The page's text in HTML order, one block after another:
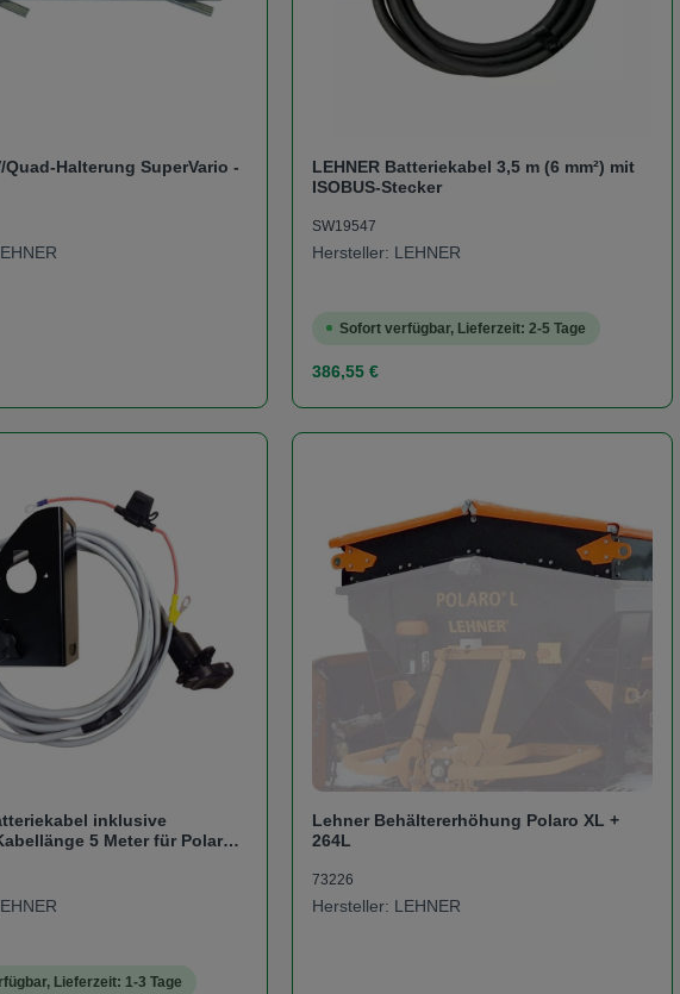
Wert ein oder benutze die Schaltflächen um die
Quad-Halterung SuperVario -
Anzahl: Gib den gewünschten Wert ein oder
LEHNER Batteriekabel 3,5 m (6 mm²) mit
ISOBUS-Stecker
SW19547
Hersteller: LEHNER
Sofort verfügbar, Lieferzeit: 2-5 Tage
Regulärer Preis:
386,55 €
Produkt Anzahl: Gib den
inklusive
5 Meter für Polaro
Lieferzeit: 1-3 Tage
Lehner Behältererhöhung Polaro XL +
264L
73226
Hersteller: LEHNER